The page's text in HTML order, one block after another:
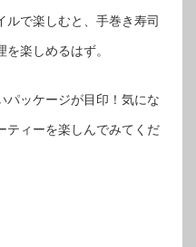
で楽しむと、手巻き寿司
楽しめるはず。
パッケージが目印！気にな
ティーを楽しんでみてくだ